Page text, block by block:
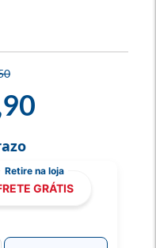
GRÁTIS